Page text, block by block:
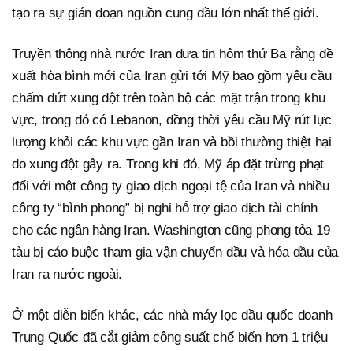
tạo ra sự gián đoạn nguồn cung dầu lớn nhất thế giới.
Truyền thông nhà nước Iran đưa tin hôm thứ Ba rằng đề
xuất hòa bình mới của Iran gửi tới Mỹ bao gồm yêu cầu
chấm dứt xung đột trên toàn bộ các mặt trận trong khu
vực, trong đó có Lebanon, đồng thời yêu cầu Mỹ rút lực
lượng khỏi các khu vực gần Iran và bồi thường thiệt hại
do xung đột gây ra. Trong khi đó, Mỹ áp đặt trừng phạt
đối với một công ty giao dịch ngoại tệ của Iran và nhiều
công ty “bình phong” bị nghi hỗ trợ giao dịch tài chính
cho các ngân hàng Iran. Washington cũng phong tỏa 19
tàu bị cáo buộc tham gia vận chuyển dầu và hóa dầu của
Iran ra nước ngoài.
Ở một diễn biến khác, các nhà máy lọc dầu quốc doanh
Trung Quốc đã cắt giảm công suất chế biến hơn 1 triệu